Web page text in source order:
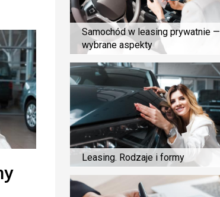
Samochód w leasing prywatnie —
wybrane aspekty
Leasing. Rodzaje i formy